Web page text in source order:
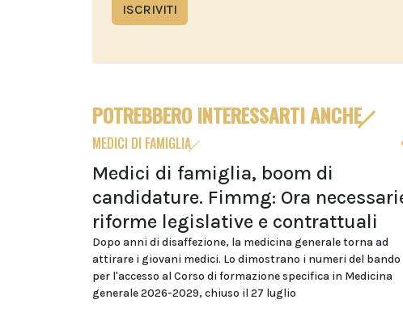
ISCRIVITI
POTREBBERO INTERESSARTI ANCHE
MEDICI DI FAMIGLIA
Medici di famiglia, boom di
candidature. Fimmg: Ora
riforme legislative e contrattuali
Dopo anni di disaffezione, la medicina generale torna ad
attirare i giovani medici. Lo dimostrano i numeri del bando
per l'accesso al Corso di formazione specifica in Medicina
generale 2026-2029, chiuso il 27 luglio